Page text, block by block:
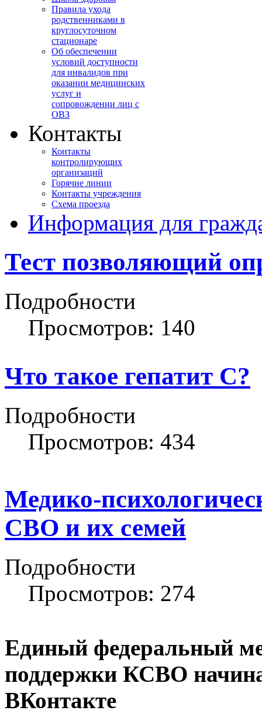
Правила ухода
родственниками в
круглосуточном
стационаре
Об обеспечении
условий доступности
для инвалидов при
оказании медицинских
услуг и
сопровождении лиц с
ОВЗ
Контакты
Контакты
контролирующих
организаций
Горячие линии
Контакты учреждения
Схема проезда
Информация для
Тест позволяющий
Подробности
Просмотров: 140
Что такое гепатит С?
Подробности
Просмотров: 434
Медико-
СВО и их семей
Подробности
Просмотров: 274
Единый федеральный
поддержки КСВО
ВКонтакте